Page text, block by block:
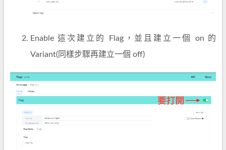
Enable 這次建立的 Flag，並且建立一個 on 的
Variant(同樣步驟再建立一個 off)